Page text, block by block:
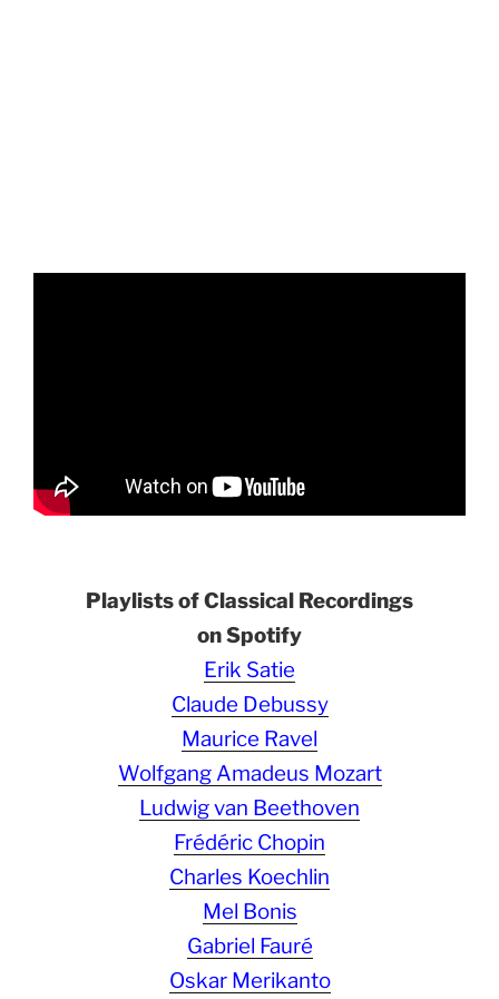
Playlists of Classical Recordings
on Spotify
Erik Satie
Claude Debussy
Maurice Ravel
Wolfgang Amadeus Mozart
Ludwig van Beethoven
Frédéric Chopin
Charles Koechlin
Mel Bonis
Gabriel Fauré
Oskar Merikanto